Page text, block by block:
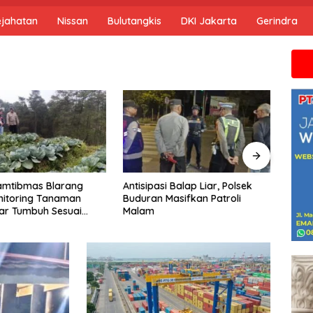
Nissan Bulutangkis DKI Jakarta Gerindra
Balap Liar, Polsek
Patroli
Personel Polsek Bareng
Laksanakan Pemantauan
Tanaman Jagung Kuartal II
Tahun 2026 dalam Mendukung
Program Ketahanan Pangan
Jika